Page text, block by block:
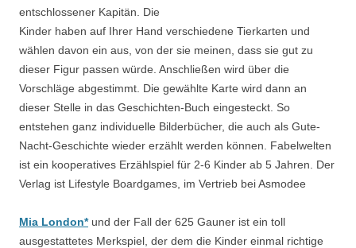
entschlossener Kapitän. Die
Kinder haben auf Ihrer Hand verschiedene Tierkarten und
wählen davon ein aus, von der sie meinen, dass sie gut zu
dieser Figur passen würde. Anschließen wird über die
Vorschläge abgestimmt. Die gewählte Karte wird dann an
dieser Stelle in das Geschichten-Buch eingesteckt. So
entstehen ganz individuelle Bilderbücher, die auch als Gute-
Nacht-Geschichte wieder erzählt werden können. Fabelwelten
ist ein kooperatives Erzählspiel für 2-6 Kinder ab 5 Jahren. Der
Verlag ist Lifestyle Boardgames, im Vertrieb bei Asmodee
Mia London*und der Fall der 625 Gauner ist ein toll
ausgestattetes Merkspiel, der dem die Kinder einmal richtige